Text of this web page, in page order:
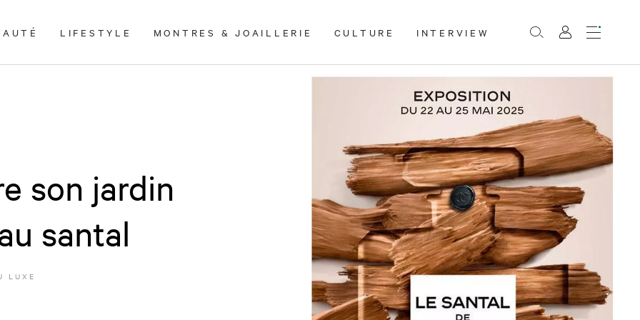
LIFESTYLE MONTRES & JOAILLERIE CULTURE INTERVIEW Rechercher
Mon
compte
Menu
son jardin
santal
LUXE